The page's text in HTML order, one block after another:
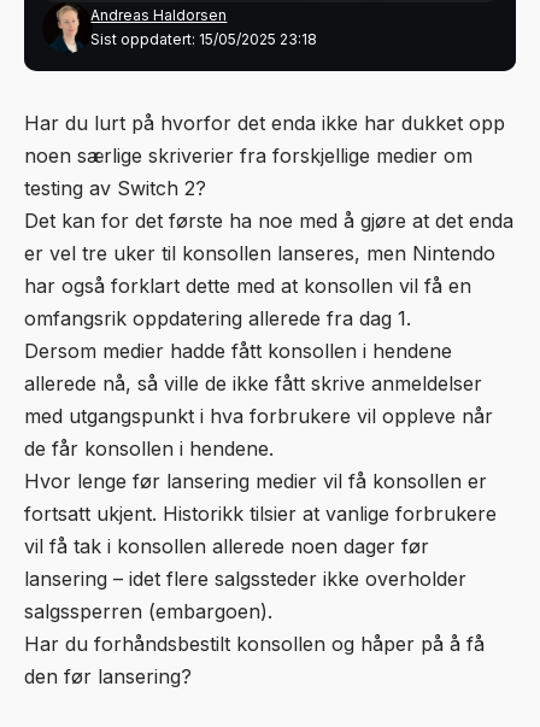
Sist oppdatert: 15/05/2025 23:18
Andreas Haldorsen
Har du lurt på hvorfor det enda ikke har dukket opp
noen særlige skriverier fra forskjellige medier om
testing av Switch 2?
Det kan for det første ha noe med å gjøre at det enda
er vel tre uker til konsollen lanseres, men Nintendo
har også forklart dette med at konsollen vil få en
omfangsrik oppdatering allerede fra dag 1.
Dersom medier hadde fått konsollen i hendene
allerede nå, så ville de ikke fått skrive anmeldelser
med utgangspunkt i hva forbrukere vil oppleve når
de får konsollen i hendene.
Hvor lenge før lansering medier vil få konsollen er
fortsatt ukjent. Historikk tilsier at vanlige forbrukere
vil få tak i konsollen allerede noen dager før
lansering – idet flere salgssteder ikke overholder
salgssperren (embargoen).
Har du forhåndsbestilt konsollen og håper på å få
den før lansering?